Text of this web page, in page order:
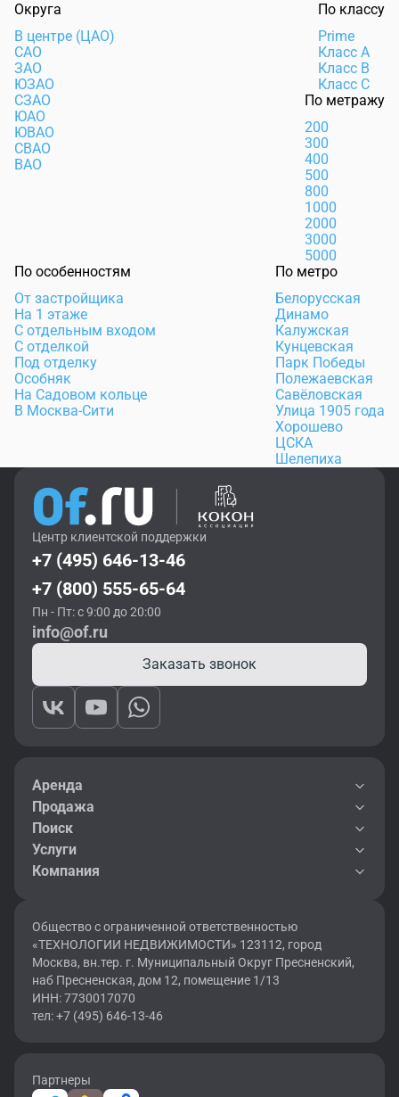
Округа
В центре (ЦАО)
САО
ЗАО
ЮЗАО
СЗАО
ЮАО
ЮВАО
СВАО
ВАО
По классу
Prime
Класс А
Класс В
Класс С
По метражу
200
300
400
500
800
1000
2000
3000
5000
По особенностям
От застройщика
На 1 этаже
С отдельным входом
С отделкой
Под отделку
Особняк
На Садовом кольце
В Москва-Сити
По метро
Белорусская
Динамо
Калужская
Кунцевская
Парк Победы
Полежаевская
Савёловская
Улица 1905 года
Хорошево
ЦСКА
Шелепиха
Центр клиентской поддержки
+7 (495) 646-13-46
+7 (800) 555-65-64
Пн - Пт: с 9:00 до 20:00
info@of.ru
Заказать звонок
Аренда
Продажа
Поиск
Услуги
Компания
Общество с ограниченной ответственностью
«ТЕХНОЛОГИИ НЕДВИЖИМОСТИ» 123112, город
Москва, вн.тер. г. Муниципальный Округ Пресненский,
наб Пресненская, дом 12, помещение 1/13
ИНН: 7730017070
тел: +7 (495) 646-13-46
Партнеры